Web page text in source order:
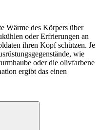
Wärme des Körpers über
oder Erfrierungen an
ihren Kopf schützen. Je
wie
oder die olivfarbene
ergibt das einen